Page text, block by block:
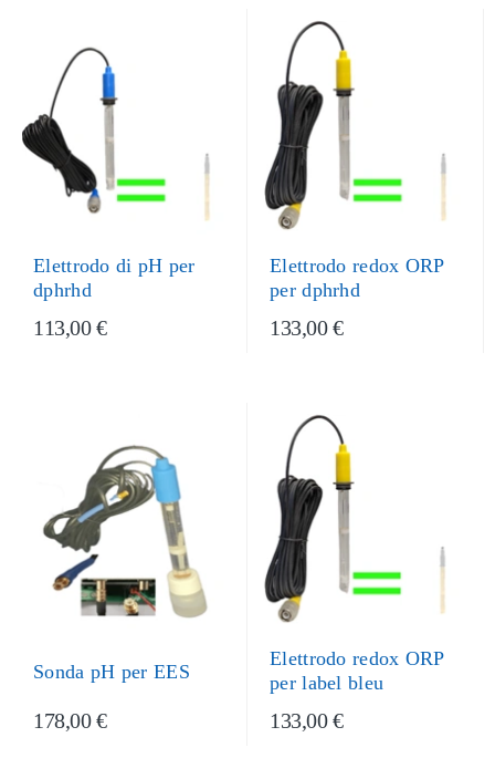
Elettrodo di pH per
dphrhd
113,00 €
Elettrodo redox ORP
per dphrhd
133,00 €
Sonda pH per EES
178,00 €
Elettrodo redox ORP
per label bleu
133,00 €